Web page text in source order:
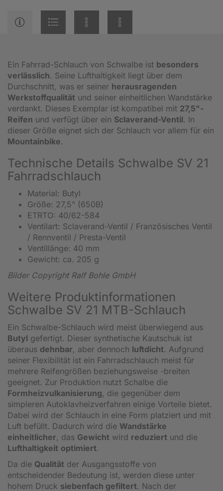
Ein Fahrrad-Schlauch von Schwalbe ist besonders
verlässlich. Seine Lufthaltigkeit liegt über dem
Durchschnitt, was er seiner herausragenden
Werkstoffqualität und seiner einheitlichen Wandstärke
verdankt. Dieses Exemplar ist kompatibel mit 27,5"-
Reifen und verfügt über ein Sclaverand-Ventil. In
dieser Größe eignet sich der Schlauch vor allem für ein
Mountainbike.
Technische Details Schwalbe SV 21
Fahrradschlauch
Material: Butyl
Größe: 27,5" (650B)
ETRTO: 40/62-584
Ventilart: Sclaverand-Ventil / Französisches Ventil
/ Rennventil / Presta-Ventil
Ventillänge: 40 mm
Gewicht: ca. 205 g
Bilder Copyright Ralf Bohle GmbH
Weitere Produktinformationen
Schwalbe SV 21 MTB-Schlauch
Ein Schwalbe-Schlauch wird meist überwiegend aus
Butyl gefertigt. Dieser synthetische Kautschuk ist
überaus dehnbar, aber dennoch luftdicht. Aufgrund
seiner Flexibilität ist ein Fahrradschlauch meist für
mehrere Reifengrößen beziehungsweise -breiten
geeignet. Zur Produktion nutzt Schalbe die
Formheizvulkanisierung, die gegenüber dem
simpleren Autoklavheizverfahren einige Vorteile bietet.
Dabei wird der Schlauch in eine Form platziert und mit
Luft befüllt. Dadurch wird die Wandstärke
einheitlicher, das Gewicht wird reduziert und die
Lufthaltigkeit optimiert.
Da die Qualität der Ausgangsstoffe von
entscheidender Bedeutung ist, werden diese unter
hohem Druck siebenfach gefiltert. Nach der